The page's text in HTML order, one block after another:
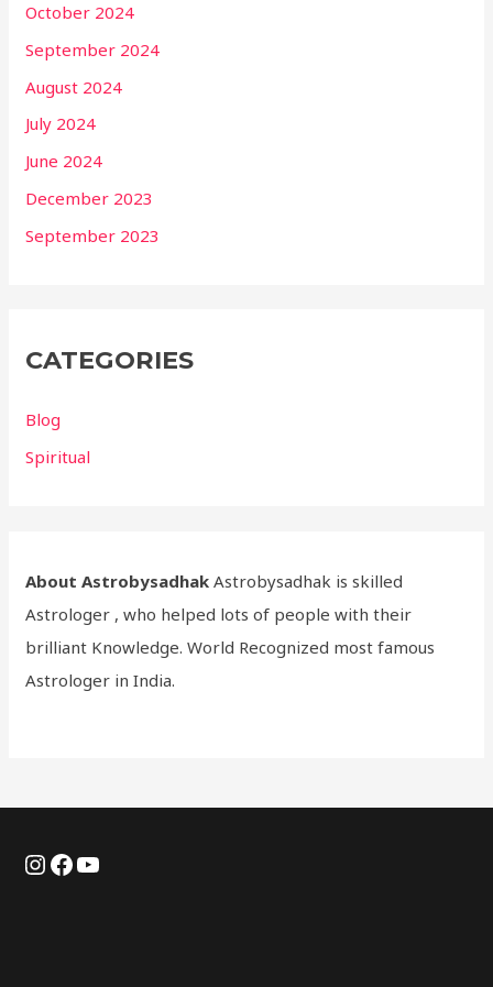
October 2024
September 2024
August 2024
July 2024
June 2024
December 2023
September 2023
CATEGORIES
Blog
Spiritual
About Astrobysadhak Astrobysadhak is skilled
Astrologer , who helped lots of people with their
brilliant Knowledge. World Recognized most famous
Astrologer in India.